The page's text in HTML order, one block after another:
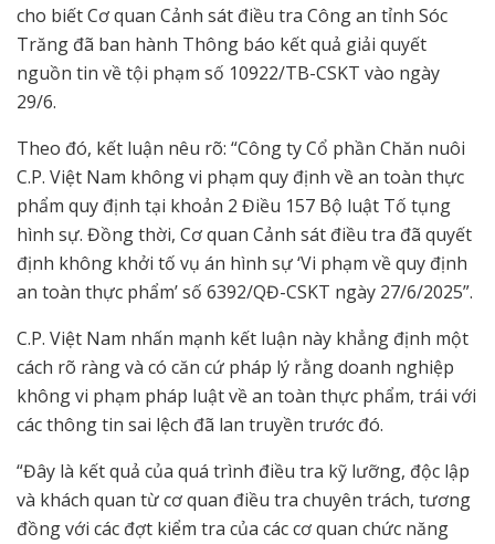
cho biết Cơ quan Cảnh sát điều tra Công an tỉnh Sóc
Trăng đã ban hành Thông báo kết quả giải quyết
nguồn tin về tội phạm số 10922/TB-CSKT vào ngày
29/6.
Theo đó, kết luận nêu rõ: “Công ty Cổ phần Chăn nuôi
C.P. Việt Nam không vi phạm quy định về an toàn thực
phẩm quy định tại khoản 2 Điều 157 Bộ luật Tố tụng
hình sự. Đồng thời, Cơ quan Cảnh sát điều tra đã quyết
định không khởi tố vụ án hình sự ‘Vi phạm về quy định
an toàn thực phẩm’ số 6392/QĐ-CSKT ngày 27/6/2025”.
C.P. Việt Nam nhấn mạnh kết luận này khẳng định một
cách rõ ràng và có căn cứ pháp lý rằng doanh nghiệp
không vi phạm pháp luật về an toàn thực phẩm, trái với
các thông tin sai lệch đã lan truyền trước đó.
“Đây là kết quả của quá trình điều tra kỹ lưỡng, độc lập
và khách quan từ cơ quan điều tra chuyên trách, tương
đồng với các đợt kiểm tra của các cơ quan chức năng